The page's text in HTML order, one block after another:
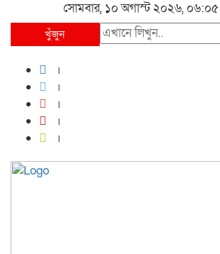
সোমবার, ১০ অগাস্ট ২০২৬, ০৬:০৫
খুঁজুন